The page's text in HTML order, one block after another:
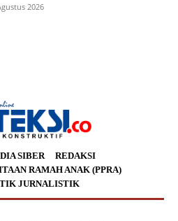
2026
SIBER
REDAKSI
RAMAH ANAK (PPRA)
JURNALISTIK